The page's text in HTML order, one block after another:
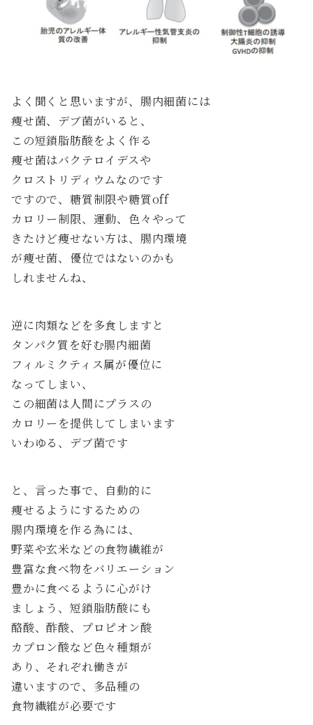
よく聞くと思いますが、腸内細菌には
痩せ菌、デブ菌がいると、
この短鎖脂肪酸をよく作る
痩せ菌はバクテロイデスや
クロストリディウムなのです
ですので、糖質制限や糖質off
カロリー制限、運動、色々やって
きたけど痩せない方は、腸内環境
が痩せ菌、優位ではないのかも
しれませんね、
逆に肉類などを多食しますと
タンパク質を好む腸内細菌
フィルミクティス属が優位に
なってしまい、
この細菌は人間にプラスの
カロリーを提供してしまいます
いわゆる、デブ菌です
と、言った事で、自動的に
痩せるようにするための
腸内環境を作る為には、
野菜や玄米などの食物繊維が
豊富な食べ物をバリエーション
豊かに食べるように心がけ
ましょう、短鎖脂肪酸にも
酪酸、酢酸、プロピオン酸
カプロン酸など色々種類が
あり、それぞれ働きが
違いますので、多品種の
食物繊維が必要です